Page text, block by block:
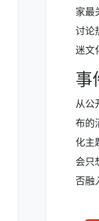
家最
讨论
迷文
事
从公
布的
化主
会只
否融